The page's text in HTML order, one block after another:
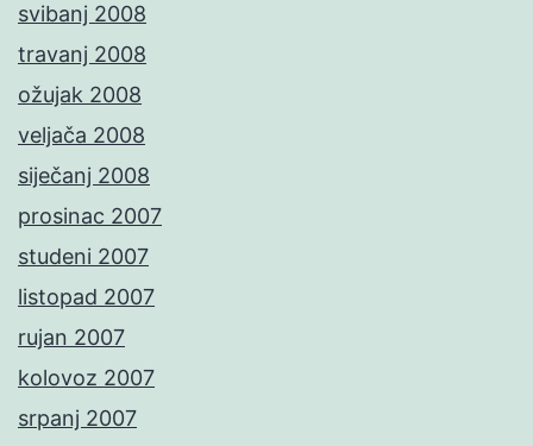
svibanj 2008
travanj 2008
ožujak 2008
veljača 2008
siječanj 2008
prosinac 2007
studeni 2007
listopad 2007
rujan 2007
kolovoz 2007
srpanj 2007